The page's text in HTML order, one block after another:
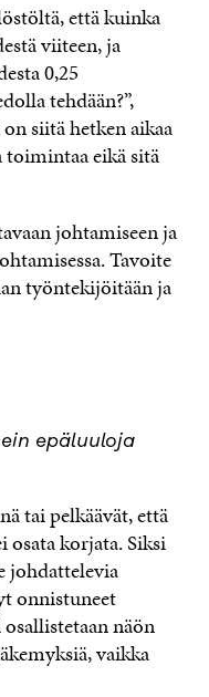
että kuinka
viiteen, ja
0,25
tehdään?”,
siitä hetken aikaa
eikä sitä
johtamiseen ja
Tavoite
työntekijöitään ja
epäluuloja
tai pelkäävät, että
osata korjata. Siksi
johdattelevia
onnistuneet
näön
vaikka